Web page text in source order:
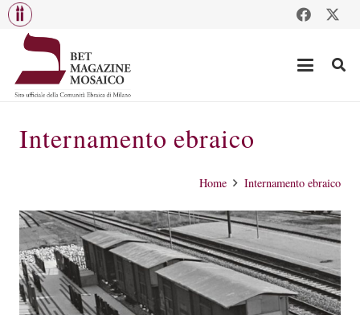
Internamento ebraico
Home Internamento ebraico